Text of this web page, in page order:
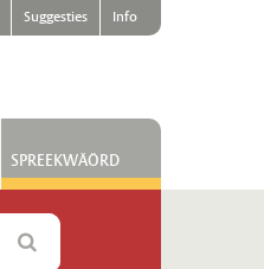
Suggesties Info
SPREEKWÄÖRD